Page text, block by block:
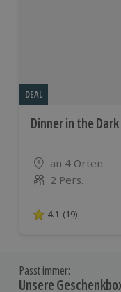
DEAL
Dinner in the
Standort
an 4 Orten
Anzahl der
2 Pers.
4.1 von 5
4.1 (19)
Passt immer:
Unsere